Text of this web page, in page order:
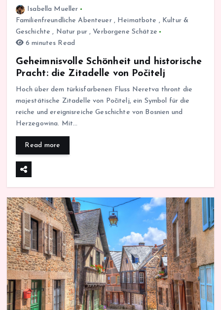
Isabella Mueller
Familienfreundliche Abenteuer, Heimatbote , Kultur &
Geschichte , Natur pur, Verborgene Schätze
6 minutes Read
Geheimnisvolle Schönheit und historische
Pracht: die Zitadelle von Počitelj
Hoch über dem türkisfarbenen Fluss Neretva thront die
majestätische Zitadelle von Počitelj, ein Symbol für die
reiche und ereignisreiche Geschichte von Bosnien und
Herzegowina. Mit…
Read more